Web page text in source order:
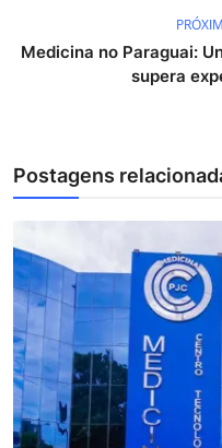
Medicina no Paraguai:
supera
Postagens